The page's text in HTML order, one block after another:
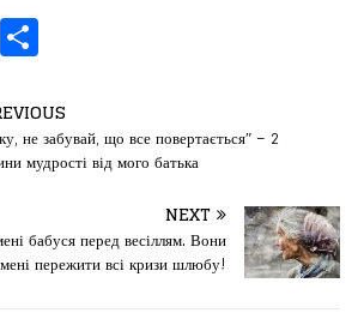
E
m
іл
и
т
ис
я
не забувай, що все повертається″ – 2
мудрості від мого батька
NEXT
бабуся перед весіллям. Вони
пережити всі кризи шлюбу!